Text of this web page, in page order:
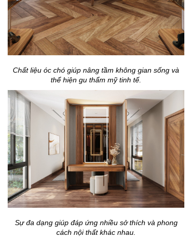
Chất liệu óc chó giúp nâng tầm không gian sống và
thể hiện gu thẩm mỹ tinh tế.
Sự đa dạng giúp đáp ứng nhiều sở thích và phong
cách nội thất khác nhau.